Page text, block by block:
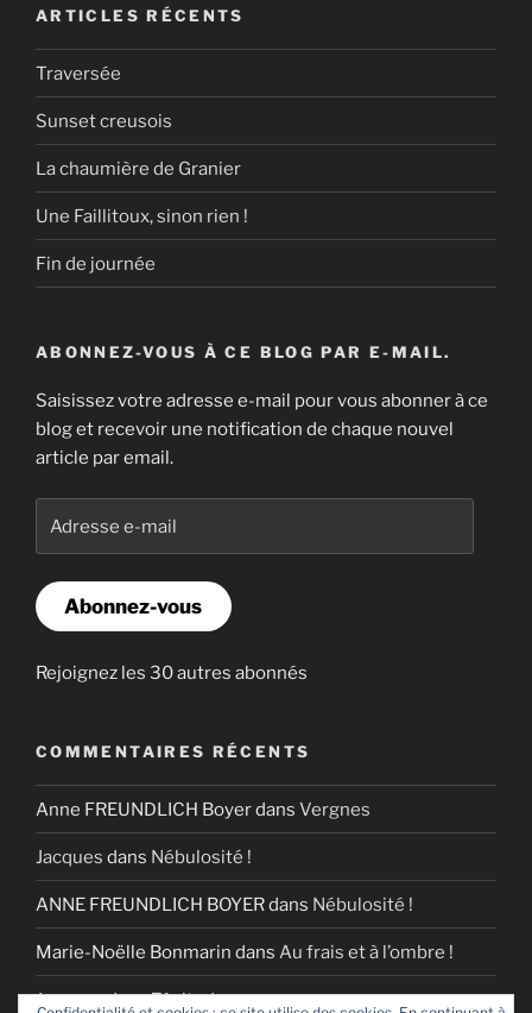
ARTICLES RÉCENTS
Traversée
Sunset creusois
La chaumière de Granier
Une Faillitoux, sinon rien !
Fin de journée
ABONNEZ-VOUS À CE BLOG PAR E-MAIL.
Saisissez votre adresse e-mail pour vous abonner à ce
blog et recevoir une notification de chaque nouvel
article par email.
Abonnez-vous
Rejoignez les 30 autres abonnés
COMMENTAIRES RÉCENTS
Anne FREUNDLICH Boyerdans Vergnes
Jacques dans Nébulosité !
ANNE FREUNDLICH BOYERdans Nébulosité !
Marie-Noëlle Bonmarin dans Au frais et à l’ombre !
JacquesdansZénitude